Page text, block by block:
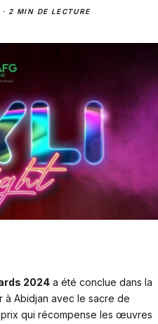
· 2 MIN DE LECTURE
2024 a été conclue dans la
à Abidjan avec le sacre de
prix qui récompense les œuvres